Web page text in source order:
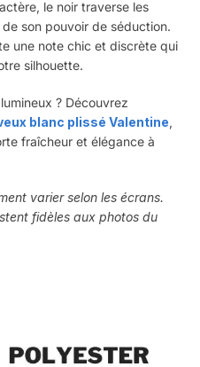
le noir traverse les
son pouvoir de séduction.
une note chic et discrète qui
silhouette.
? Découvrez
blanc plissé Valentine,
fraîcheur et élégance à
varier selon les écrans.
fidèles aux photos du